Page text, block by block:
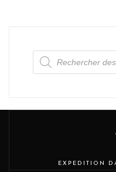
Recherche
de
produits
EXPEDITION